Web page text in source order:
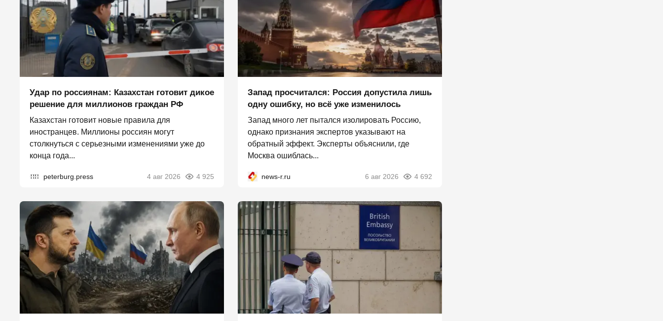
Удар по россиянам: Казахстан готовит дикое
решение для миллионов граждан РФ
Казахстан готовит новые правила для
иностранцев. Миллионы россиян могут
столкнуться с серьезными изменениями уже до
конца года...
peterburg.press 4 авг 2026 4 925
Запад просчитался: Россия допустила лишь
одну ошибку, но всё уже изменилось
Запад много лет пытался изолировать Россию,
однако признания экспертов указывают на
обратный эффект. Эксперты объяснили, где
Москва ошиблась...
news-r.ru 6 авг 2026 4 692